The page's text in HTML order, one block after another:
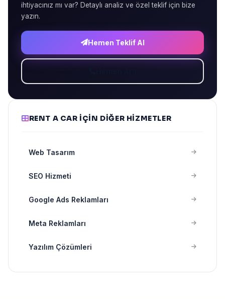
ihtiyacınız mı var? Detaylı analiz ve özel teklif için bize
yazın.
Hemen Teklif Al
RENT A CAR IÇIN DIĞER HIZMETLER
Web Tasarım
SEO Hizmeti
Google Ads Reklamları
Meta Reklamları
Yazılım Çözümleri